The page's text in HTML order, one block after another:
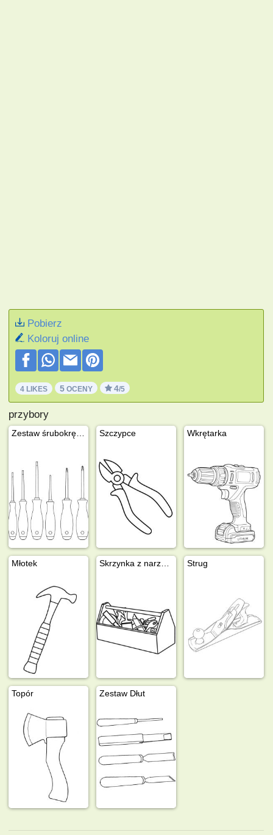
Pobierz
Koloruj online
4 LIKES 5 OCENY 4/5
przybory
Szczypce Wkrętarka
Młotek Strug
Topór Zestaw Dłut